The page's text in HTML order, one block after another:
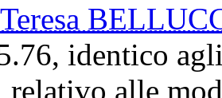
identico
alle